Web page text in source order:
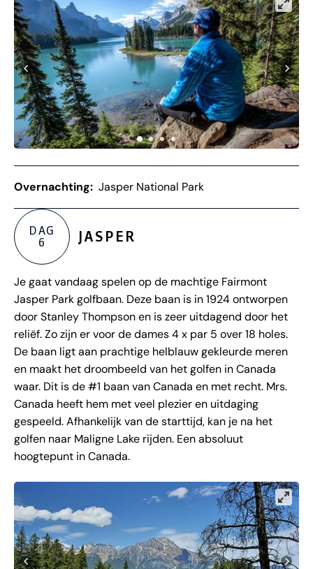
Overnachting: Jasper National Park
DAG
6
JASPER
Je gaat vandaag spelen op de machtige Fairmont
Jasper Park golfbaan. Deze baan is in 1924 ontworpen
door Stanley Thompson en is zeer uitdagend door het
reliëf. Zo zijn er voor de dames 4 x par 5 over 18 holes.
De baan ligt aan prachtige helblauw gekleurde meren
en maakt het droombeeld van het golfen in Canada
waar. Dit is de #1 baan van Canada en met recht. Mrs.
Canada heeft hem met veel plezier en uitdaging
gespeeld. Afhankelijk van de starttijd, kan je na het
golfen naar Maligne Lake rijden. Een absoluut
hoogtepunt in Canada.